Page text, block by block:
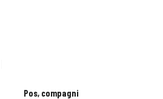
Pos, compagni